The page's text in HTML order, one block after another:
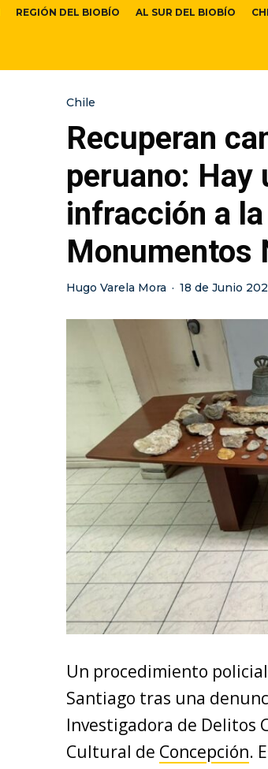
REGIÓN DEL BIOBÍO AL SUR DEL BIOBÍO
Chile
Recuperan
peruano: Hay
infracción a
Monumentos
Hugo Varela Mora · 18 de Junio
Un procedimiento
Santiago tras una
Investigadora de Delitos
Cultural de Concepción.